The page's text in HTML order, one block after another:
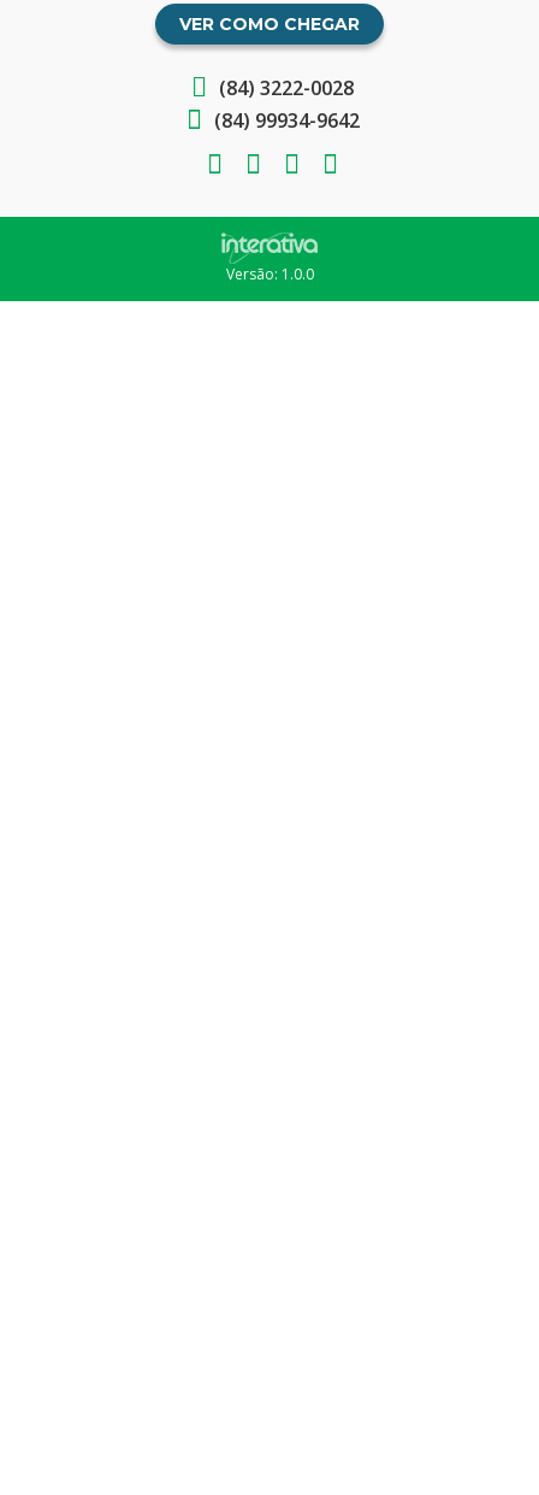
VER COMO CHEGAR
(84) 3222-0028
(84) 99934-9642
Versão: 1.0.0